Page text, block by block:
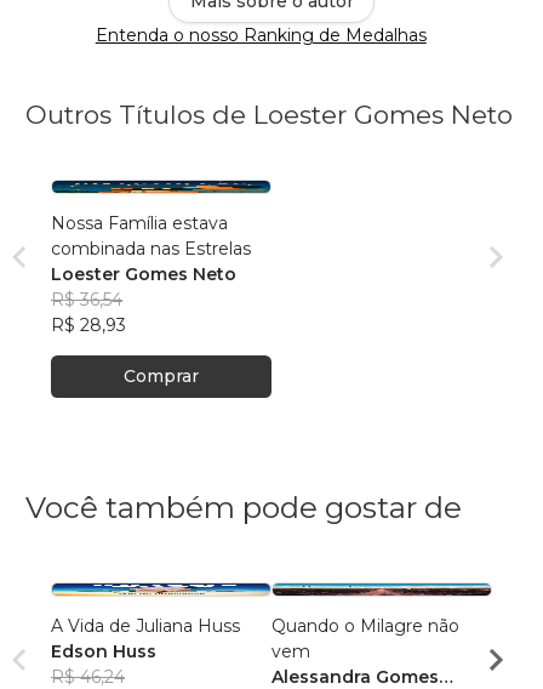
Entenda o nosso Ranking de Medalhas
Outros Títulos de Loester Gomes Neto
Nossa Família estava
combinada nas Estrelas
Loester Gomes Neto
R$ 36,54
R$ 28,93
Comprar
Você também pode gostar de
A Vida de Juliana Huss
Edson Huss
R$ 46,24
Quando o Milagre não
vem
Alessandra Gomes